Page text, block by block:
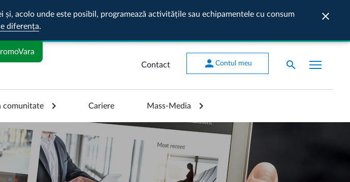
acolo unde este posibil, programează activitățile sau echipamentele cu consum
diferența.
close
Contact person Contul meu search
comunitate Cariere Mass-Media